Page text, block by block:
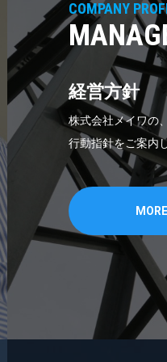
COMPANY
経営方針
株式会社メイワの
行動指針をご案内
MORE